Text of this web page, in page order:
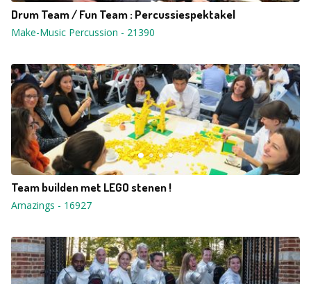
Drum Team / Fun Team : Percussiespektakel
Make-Music Percussion - 21390
Team builden met LEGO stenen !
Amazings - 16927